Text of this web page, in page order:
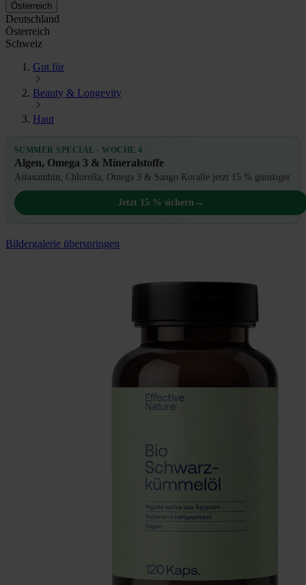
Österreich
Deutschland
Österreich
Schweiz
Gut für
Beauty & Longevity
Haut
SUMMER SPECIAL · WOCHE 4
Algen, Omega 3 & Mineralstoffe
Astaxanthin, Chlorella, Omega 3 & Sango Koralle jetzt 15 % günstiger
Jetzt 15 % sichern →
Bildergalerie überspringen